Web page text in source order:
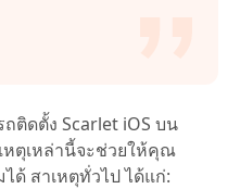
ติดตั้ง Scarlet iOS บน
หตุเหล่านี้จะช่วยให้คุณ
ด้ สาเหตุทั่วไป ได้แก่: